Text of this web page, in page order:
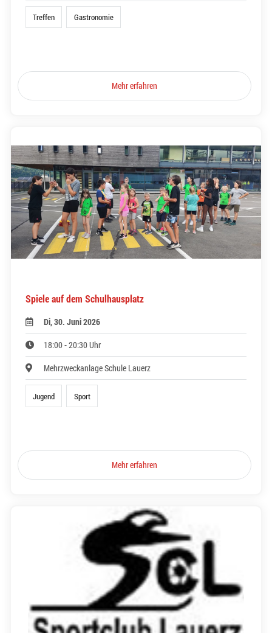
Treffen Gastronomie
Mehr erfahren
Spiele auf dem Schulhausplatz
Di, 30. Juni 2026
18:00 - 20:30 Uhr
Mehrzweckanlage Schule Lauerz
Jugend Sport
Mehr erfahren